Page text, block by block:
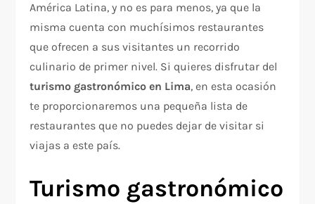
América Latina, y no es para menos, ya que la
misma cuenta con muchísimos restaurantes
que ofrecen a sus visitantes un recorrido
culinario de primer nivel. Si quieres disfrutar del
turismo gastronómico en Lima, en esta ocasión
te proporcionaremos una pequeña lista de
restaurantes que no puedes dejar de visitar si
viajas a este país.
Turismo gastronómico